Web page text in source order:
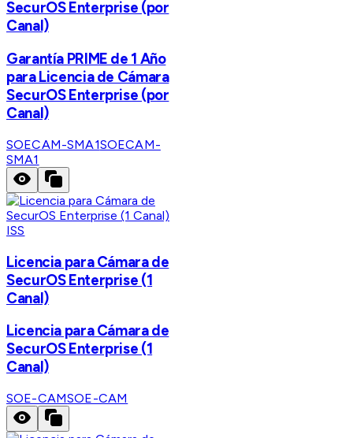
SecurOS Enterprise (por
Canal)
Garantía PRIME de 1 Año
para Licencia de Cámara
SecurOS Enterprise (por
Canal)
SOECAM-SMA1SOECAM-
SMA1
ISS
Licencia para Cámara de
SecurOS Enterprise (1
Canal)
Licencia para Cámara de
SecurOS Enterprise (1
Canal)
SOE-CAMSOE-CAM